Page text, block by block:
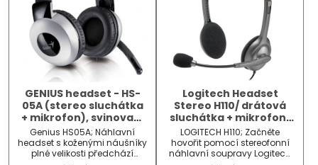
GENIUS headset - HS-
05A (stereo sluchátka
+ mikrofon), svinovací
kabel
Genius HS05A; Náhlavní
headset s koženými náušníky
plné velikosti předchází
Logitech Headset
Stereo H110/ drátová
sluchátka + mikrofon/
3,5 mm jack/ šedá
LOGITECH H110; Začněte
hovořit pomocí stereofonní
náhlavní soupravy Logitech